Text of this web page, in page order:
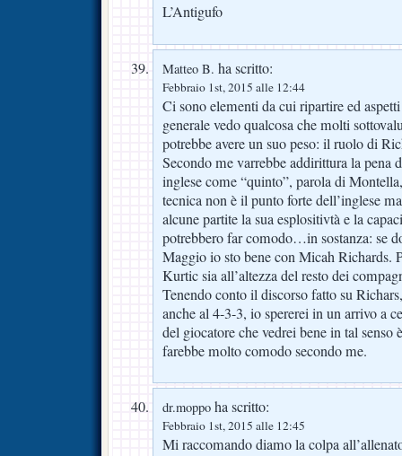
L’Antigufo
Matteo B. ha scritto:
Febbraio 1st, 2015 alle 12:44
Ci sono elementi da cui ripartire ed
generale vedo qualcosa che molti
potrebbe avere un suo peso: il ruolo di
Secondo me varrebbe addirittura la pena
inglese come “quinto”, parola di
tecnica non è il punto forte dell’inglese
alcune partite la sua esplositivtà e la
potrebbero far comodo…in sostanza: se
Maggio io sto bene con Micah Richards.
Kurtic sia all’altezza del resto dei
Tenendo conto il discorso fatto su
anche al 4-3-3, io spererei in un arrivo a
del giocatore che vedrei bene in tal senso
farebbe molto comodo secondo me.
dr.moppo ha scritto:
Febbraio 1st, 2015 alle 12:45
Mi raccomando diamo la colpa